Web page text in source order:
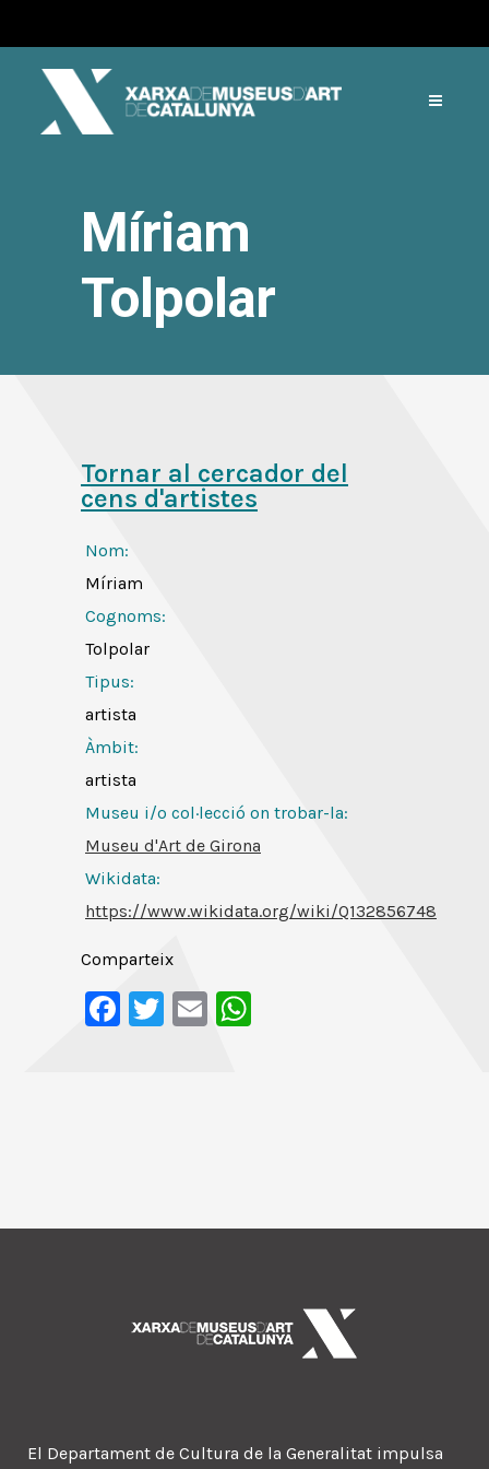
Míriam
Tolpolar
Tornar al cercador del
cens d'artistes
Nom:
Míriam
Cognoms:
Tolpolar
Tipus:
artista
Àmbit:
artista
Museu i/o col·lecció on trobar-la:
Museu d'Art de Girona
Wikidata:
https://www.wikidata.org/wiki/Q132856748
Comparteix
Facebook
Twitter
Email
El Departament de Cultura de la Generalitat impulsa